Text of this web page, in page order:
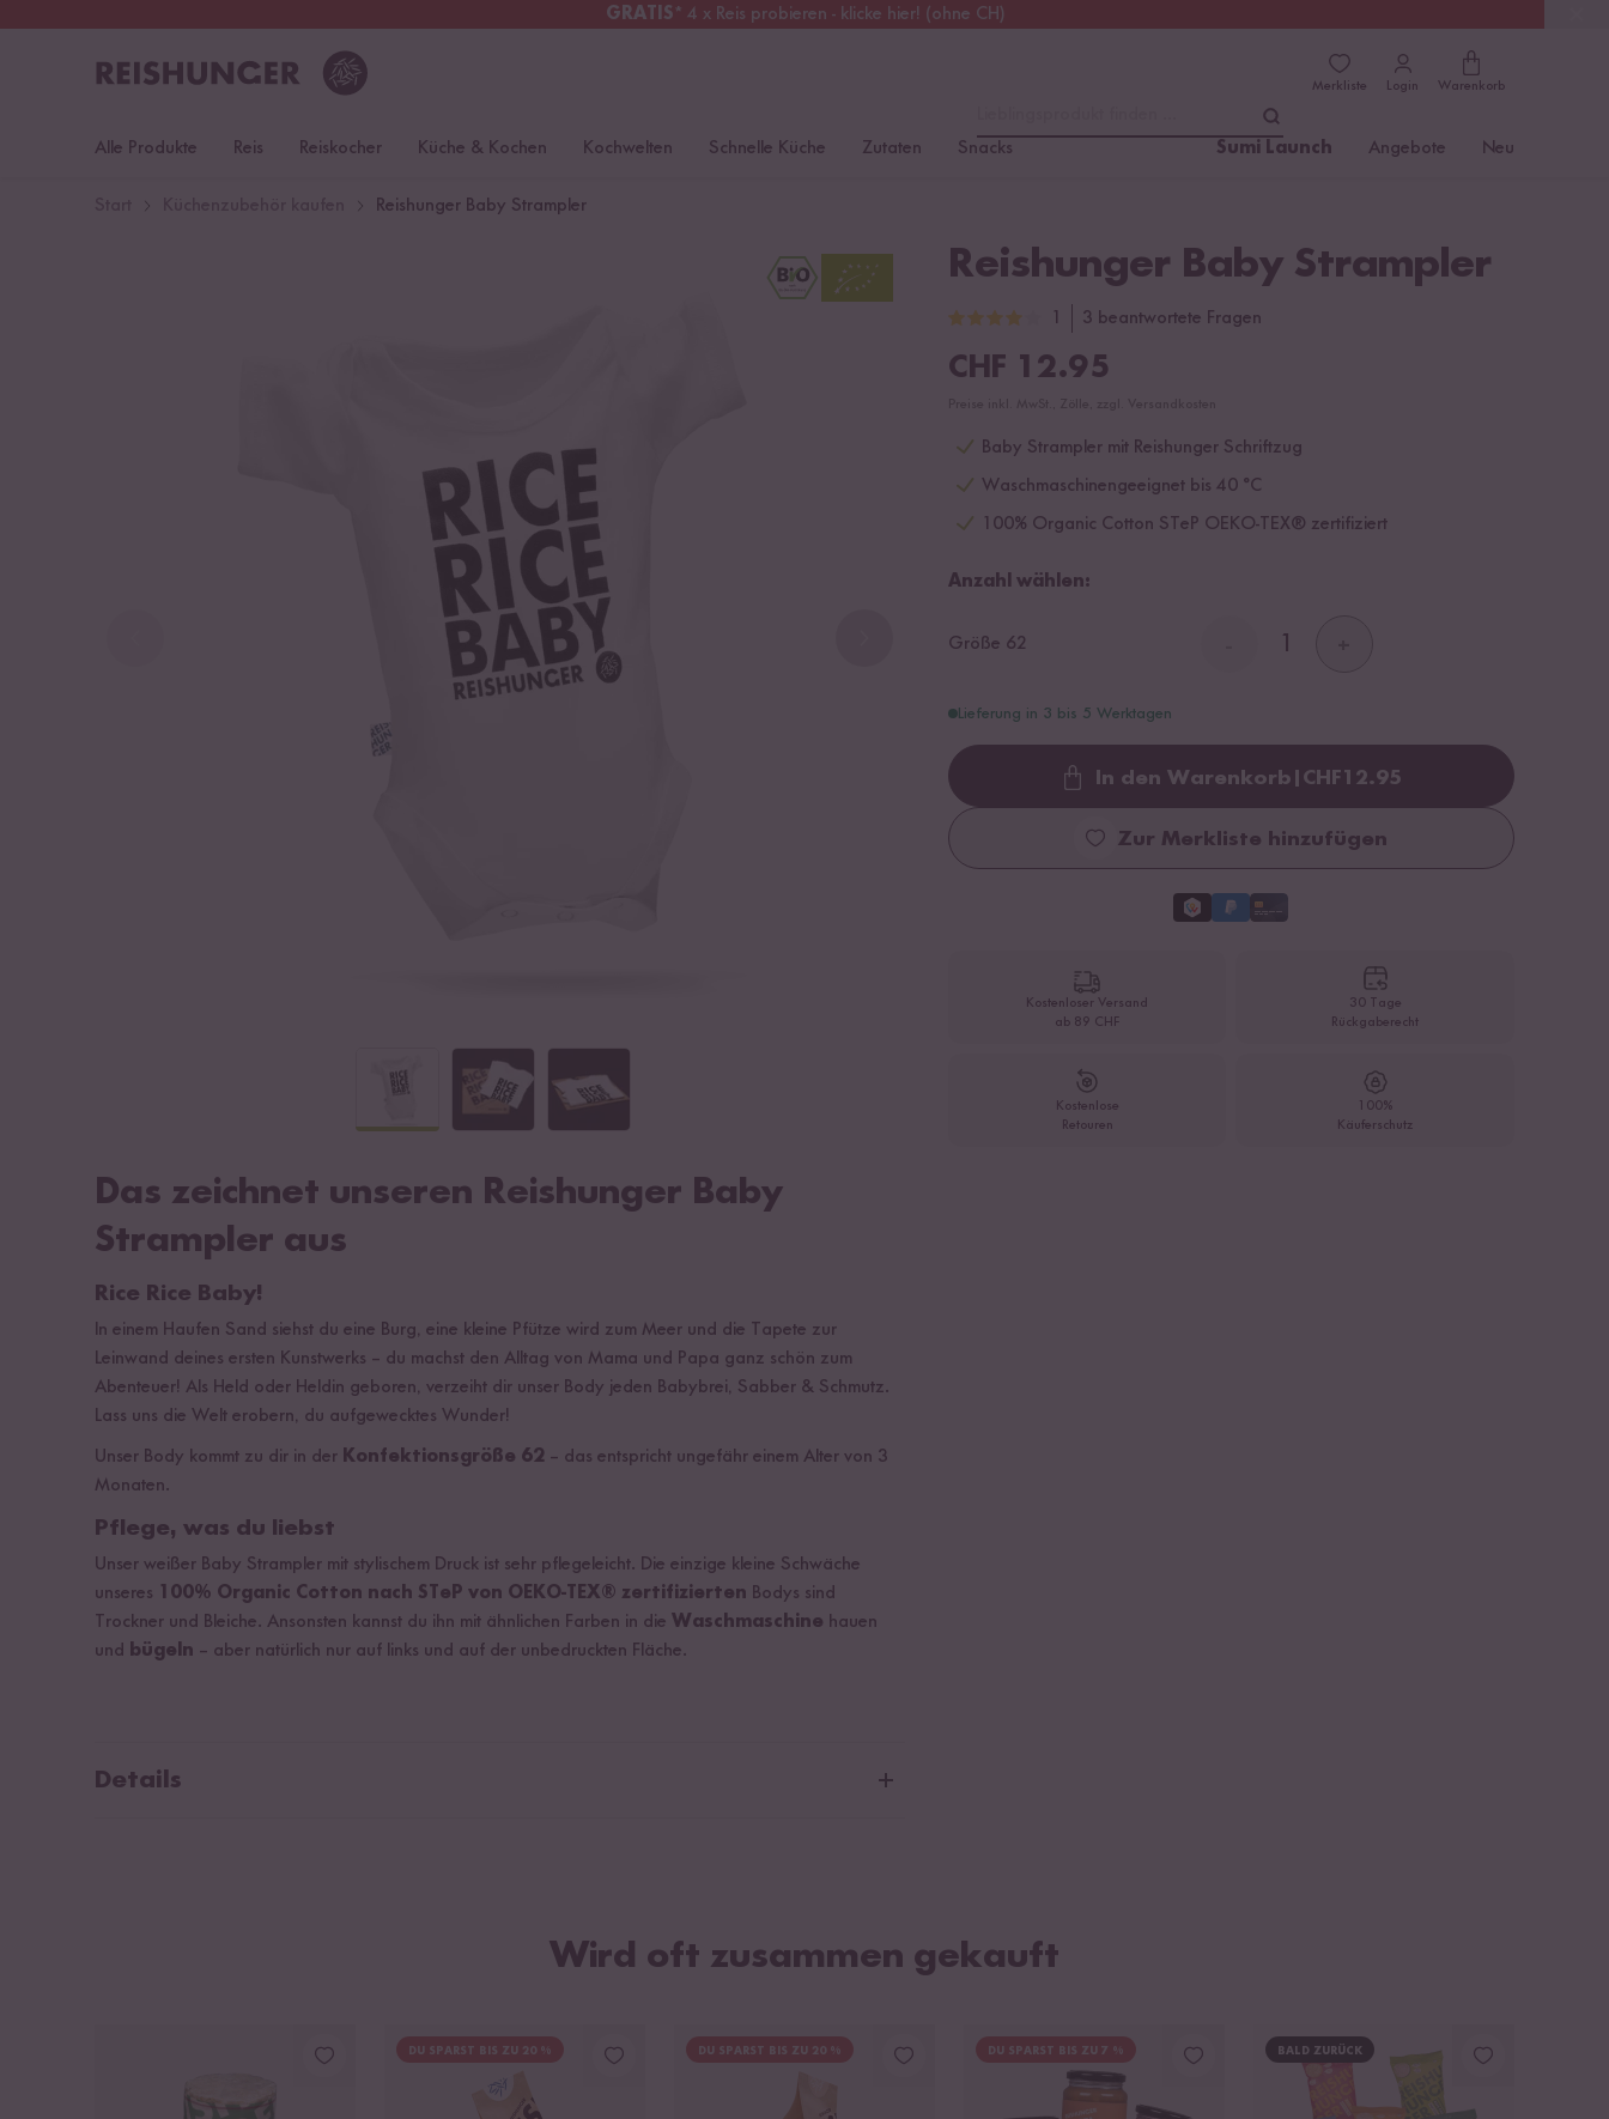
GRATIS* 4 x Reis probieren - klicke hier! (ohne CH)
Alle Zölle & Steuern inklusive
Merkliste Login Warenkorb
Alle Produkte Reis Reiskocher Küche & Kochen Kochwelten Schnelle Küche Zutaten Snacks Sumi Launch Angebote Neu
Reishunger Baby Strampler
Reishunger Baby Strampler
3 beantwortete Fragen
CHF 12.95
Baby Strampler mit Reishunger Schriftzug
Waschmaschinengeeignet bis 40 °C
100% Organic Cotton STeP OEKO-TEX® zertifiziert
Anzahl wählen:
Größe 62
Lieferung in 3 bis 5 Werktagen
Loading...
In den Warenkorb CHF12.95
Zur Merkliste hinzufügen
Kostenloser Versand
ab 89 CHF
30 Tage
Rückgaberecht
Kostenlose
Retouren
100%
Käuferschutz
Das zeichnet unseren Reishunger Baby
Strampler aus
Rice Rice Baby!
In einem Haufen Sand siehst du eine Burg, eine kleine Pfütze wird zum Meer und die Tapete zur
Leinwand deines ersten Kunstwerks – du machst den Alltag von Mama und Papa ganz schön zum
Abenteuer! Als Held oder Heldin geboren, verzeiht dir unser Body jeden Babybrei, Sabber & Schmutz.
Lass uns die Welt erobern, du aufgewecktes Wunder!
Unser Body kommt zu dir in der Konfektionsgröße 62 – das entspricht ungefähr einem Alter von 3
Monaten.
Pflege, was du liebst
Unser weißer Baby Strampler mit stylischem Druck ist sehr pflegeleicht. Die einzige kleine Schwäche
unseres
100% Organic Cotton nach STeP von OEKO-TEX® zertifizierten Bodys sind
Trockner und Bleiche. Ansonsten kannst du ihn mit ähnlichen Farben in die Waschmaschine hauen
und
bügeln – aber natürlich nur auf links und auf der unbedruckten Fläche.
Details
Wird oft zusammen gekauft
DU SPARST BIS ZU 20 % DU SPARST BIS ZU 20 % DU SPARST BIS ZU 7 % BALD ZURÜCK